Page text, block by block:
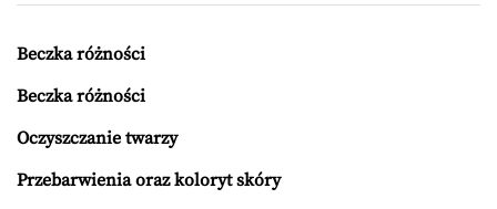
Beczka różności
Beczka różności
Oczyszczanie twarzy
Przebarwienia oraz koloryt skóry